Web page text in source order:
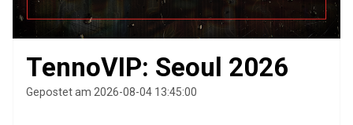
TennoVIP: Seoul 2026
Gepostet am 2026-08-04 13:45:00